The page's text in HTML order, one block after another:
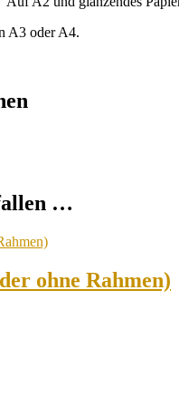
A3 oder A4.
…
ohne Rahmen)